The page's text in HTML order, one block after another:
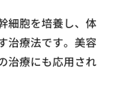
細胞を培養し、体
治療法です。美容
治療にも応用され